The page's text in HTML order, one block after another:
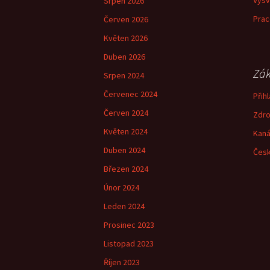
Červen 2026
Květen 2026
Duben 2026
Srpen 2024
Červenec 2024
Červen 2024
Květen 2024
Duben 2024
Březen 2024
Únor 2024
Leden 2024
Prosinec 2023
Listopad 2023
Říjen 2023